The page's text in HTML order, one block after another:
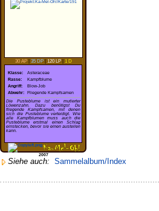
30 AP| 35 DP| 120 LP| 1 D
Klasse:
Asteraceae
Rasse:
Kampfblume
Angriff:
Blow-Job
Abwehr:
Fliegende Kampfsamen
Die Pusteblume ist ein mutierter
Löwenzahn. Dazu benötigst Du
fliegende Kampfsamen, mit denen
sich die Pusteblume verteidigt. Wie
alle Kampfblumen muss auch die
Pusteblume erstmal einen Schlag
einstecken, bevor sie einen austeilen
kann.
2007
Siehe auch: Sammelalbum/Index